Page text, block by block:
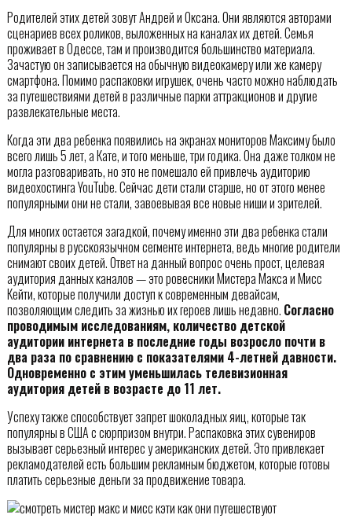
Родителей этих детей зовут Андрей и Оксана. Они являются авторами
сценариев всех роликов, выложенных на каналах их детей. Семья
проживает в Одессе, там и производится большинство материала.
Зачастую он записывается на обычную видеокамеру или же камеру
смартфона. Помимо распаковки игрушек, очень часто можно наблюдать
за путешествиями детей в различные парки аттракционов и другие
развлекательные места.
Когда эти два ребенка появились на экранах мониторов Максиму было
всего лишь 5 лет, а Кате, и того меньше, три годика. Она даже толком не
могла разговаривать, но это не помешало ей привлечь аудиторию
видеохостинга YouTube. Сейчас дети стали старше, но от этого менее
популярными они не стали, завоевывая все новые ниши и зрителей.
Для многих остается загадкой, почему именно эти два ребенка стали
популярны в русскоязычном сегменте интернета, ведь многие родители
снимают своих детей. Ответ на данный вопрос очень прост, целевая
аудитория данных каналов — это ровесники Мистера Макса и Мисс
Кейти, которые получили доступ к современным девайсам,
позволяющим следить за жизнью их героев лишь недавно. Согласно
проводимым исследованиям, количество детской
аудитории интернета в последние годы возросло почти в
два раза по сравнению с показателями 4-летней давности.
Одновременно с этим уменьшилась телевизионная
аудитория детей в возрасте до 11 лет.
Успеху также способствует запрет шоколадных яиц, которые так
популярны в США с сюрпризом внутри. Распаковка этих сувениров
вызывает серьезный интерес у американских детей. Это привлекает
рекламодателей есть большим рекламным бюджетом, которые готовы
платить серьезные деньги за продвижение товара.